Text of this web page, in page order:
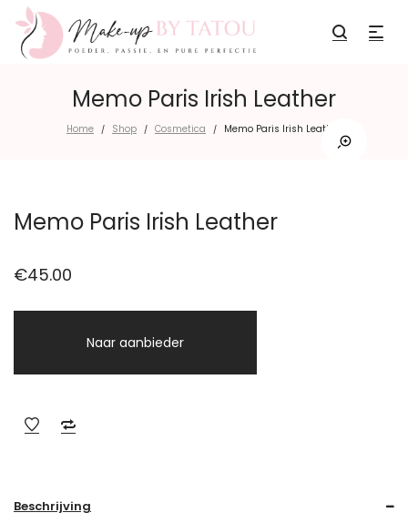
Memo Paris Irish Leather
Home / Shop / Cosmetica / Memo Paris Irish Leather
Memo Paris Irish Leather
€45.00
Naar aanbieder
Beschrijving